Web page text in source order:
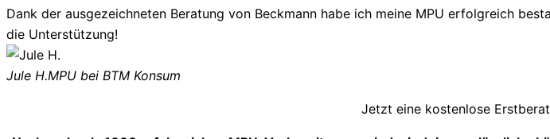
Dank der ausgezeichneten Beratung von Beckmann habe ich meine MPU erfolgreich
die Unterstützung!
Jule H.MPU bei BTM Konsum
Jetzt eine kostenlose